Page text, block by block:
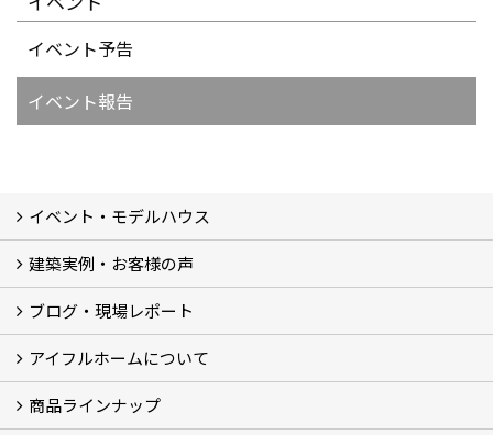
イベント予告
イベント報告
イベント・モデルハウス
イベント
モデルハウス見学
建築実例・お客様の声
建築実例
お客様の声
ブログ・現場レポート
ブログ
現場レポート
アイフルホームについて
アイフルホームについて (5)
商品ラインナップ